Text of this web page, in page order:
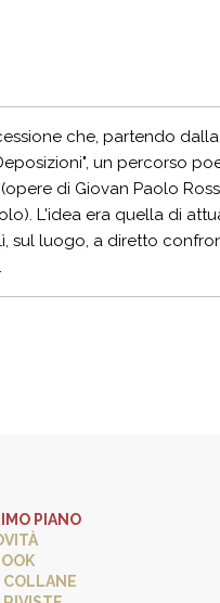
che, partendo
un percorso
di Giovan Paolo
L'idea era quella di
sul luogo, a diretto
PIANO
COLLANE